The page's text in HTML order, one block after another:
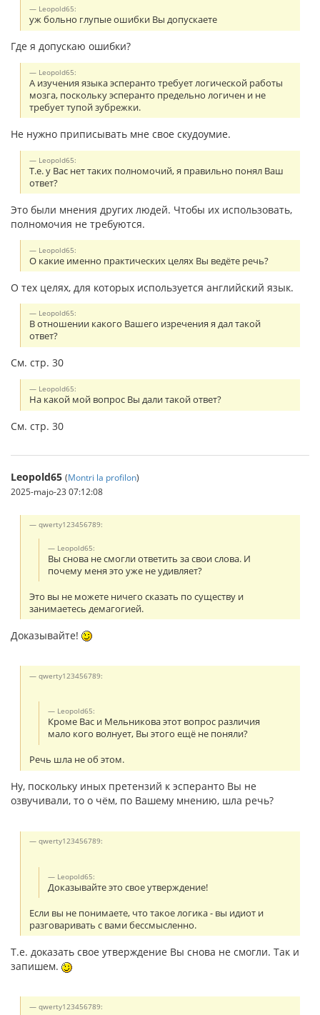
Leopold65:
уж больно глупые ошибки Вы допускаете
Где я допускаю ошибки?
Leopold65:
А изучения языка эсперанто требует логической работы
мозга, поскольку эсперанто предельно логичен и не
требует тупой зубрежки.
Не нужно приписывать мне свое скудоумие.
Leopold65:
Т.е. у Вас нет таких полномочий, я правильно понял Ваш
ответ?
Это были мнения других людей. Чтобы их использовать,
полномочия не требуются.
Leopold65:
О какие именно практических целях Вы ведёте речь?
О тех целях, для которых используется английский язык.
Leopold65:
В отношении какого Вашего изречения я дал такой
ответ?
См. стр. 30
Leopold65:
На какой мой вопрос Вы дали такой ответ?
См. стр. 30
Leopold65 (Montri la profilon)
2025-majo-23 07:12:08
qwerty123456789:
Leopold65:
Вы снова не смогли ответить за свои слова. И
почему меня это уже не удивляет?
Это вы не можете ничего сказать по существу и
занимаетесь демагогией.
Доказывайте!
qwerty123456789:
Leopold65:
Кроме Вас и Мельникова этот вопрос различия
мало кого волнует, Вы этого ещё не поняли?
Речь шла не об этом.
Ну, поскольку иных претензий к эсперанто Вы не
озвучивали, то о чём, по Вашему мнению, шла речь?
qwerty123456789:
Leopold65:
Доказывайте это свое утверждение!
Если вы не понимаете, что такое логика - вы идиот и
разговаривать с вами бессмысленно.
Т.е. доказать свое утверждение Вы снова не смогли. Так и
запишем.
qwerty123456789: